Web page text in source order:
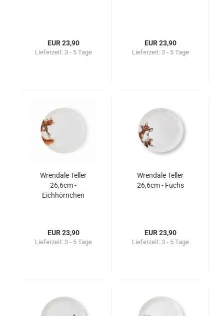
EUR 23,90
Lieferzeit: 3 - 5 Tage
EUR 23,90
Lieferzeit: 3 - 5 Tage
Wrendale Teller
26,6cm -
Eichhörnchen
EUR 23,90
Lieferzeit: 3 - 5 Tage
Wrendale Teller
26,6cm - Fuchs
EUR 23,90
Lieferzeit: 3 - 5 Tage